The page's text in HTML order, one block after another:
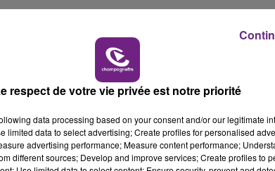
LE WEEK-END CHAMPAGNE FM
respect de votre vie privée est notre priorité
data processing based on your consent and/or our legitimate
limited data to select advertising; Create profiles for personalised
advertising performance; Measure content performance;
different sources; Develop and improve services; Create profiles to